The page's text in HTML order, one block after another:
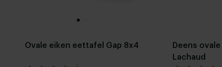
Ovale eiken eettafel Gap 8x4
Deens
Lachaud